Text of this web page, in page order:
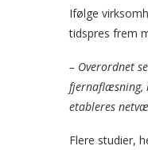
Ifølge
tidspres frem
– Overordnet
fjernaflæsning,
etableres
Flere studier,